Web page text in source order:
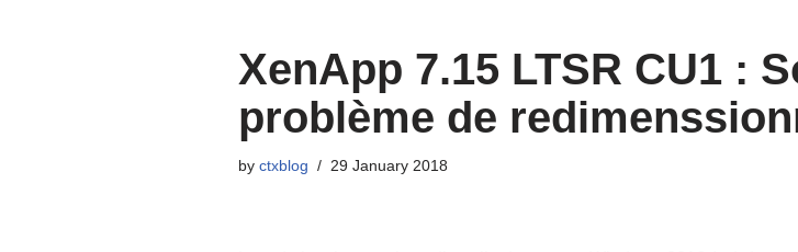
XenApp 7.15 LTSR CU1 :
problème de
by ctxblog 29 January 2018